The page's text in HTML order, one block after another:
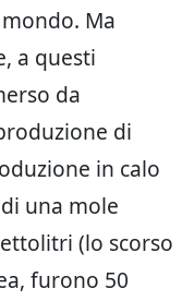
Ma
a questi
da
di
in calo
una mole
(lo scorso
furono 50